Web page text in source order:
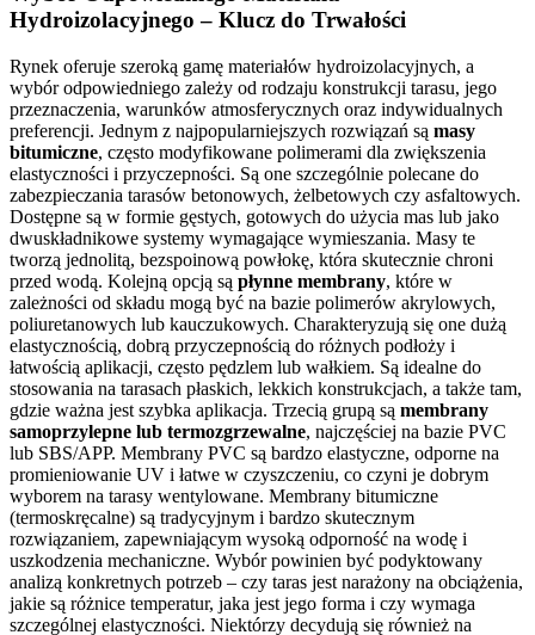
Hydroizolacyjnego – Klucz do Trwałości
Rynek oferuje szeroką gamę materiałów hydroizolacyjnych, a
wybór odpowiedniego zależy od rodzaju konstrukcji tarasu, jego
przeznaczenia, warunków atmosferycznych oraz indywidualnych
preferencji. Jednym z najpopularniejszych rozwiązań są masy
bitumiczne, często modyfikowane polimerami dla zwiększenia
elastyczności i przyczepności. Są one szczególnie polecane do
zabezpieczania tarasów betonowych, żelbetowych czy asfaltowych.
Dostępne są w formie gęstych, gotowych do użycia mas lub jako
dwuskładnikowe systemy wymagające wymieszania. Masy te
tworzą jednolitą, bezspoinową powłokę, która skutecznie chroni
przed wodą. Kolejną opcją są płynne membrany, które w
zależności od składu mogą być na bazie polimerów akrylowych,
poliuretanowych lub kauczukowych. Charakteryzują się one dużą
elastycznością, dobrą przyczepnością do różnych podłoży i
łatwością aplikacji, często pędzlem lub wałkiem. Są idealne do
stosowania na tarasach płaskich, lekkich konstrukcjach, a także tam,
gdzie ważna jest szybka aplikacja. Trzecią grupą są membrany
samoprzylepne lub termozgrzewalne, najczęściej na bazie PVC
lub SBS/APP. Membrany PVC są bardzo elastyczne, odporne na
promieniowanie UV i łatwe w czyszczeniu, co czyni je dobrym
wyborem na tarasy wentylowane. Membrany bitumiczne
(termoskręcalne) są tradycyjnym i bardzo skutecznym
rozwiązaniem, zapewniającym wysoką odporność na wodę i
uszkodzenia mechaniczne. Wybór powinien być podyktowany
analizą konkretnych potrzeb – czy taras jest narażony na obciążenia,
jakie są różnice temperatur, jaka jest jego forma i czy wymaga
szczególnej elastyczności. Niektórzy decydują się również na